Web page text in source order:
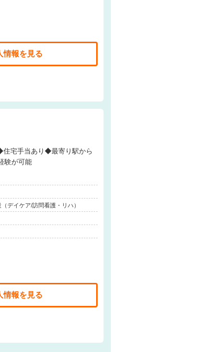
情報を見る
験が可能
デイケア/訪問看護・リハ）
情報を見る